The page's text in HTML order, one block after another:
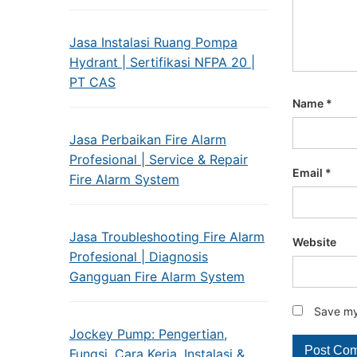
Jasa Instalasi Ruang Pompa
Hydrant | Sertifikasi NFPA 20 |
PT CAS
Jasa Perbaikan Fire Alarm
Profesional | Service & Repair
Fire Alarm System
Jasa Troubleshooting Fire Alarm
Profesional | Diagnosis
Gangguan Fire Alarm System
Jockey Pump: Pengertian,
Fungsi, Cara Kerja, Instalasi &
Name *
Email *
Website
Save